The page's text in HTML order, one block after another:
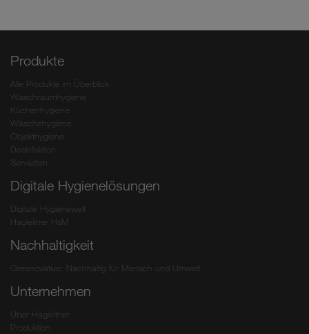
Produkte
Alle Produkte im Überblick
Waschraumhygiene
Küchenhygiene
Wäschehygiene
Objekthygiene
Desinfektion
Servietten
Digitale Hygienelösungen
Digitale Hygienewelt
Hagleitner HsM
Nachhaltigkeit
Greenovative: Nachhaltig für Mensch und Umwelt.
Unternehmen
Über Hagleitner
Produktion